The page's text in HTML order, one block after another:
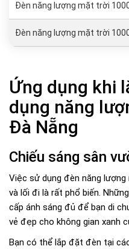
Đèn năng lượng mặt trời
Đèn năng lượng mặt trời
Ứng dụng khi
dụng năng
Đà Nẵng
Chiếu sáng sân
Việc sử dụng đèn năng
và lối đi là rất phổ biến.
cấp ánh sáng đủ để bạn di
vẻ đẹp cho không gian xanh
Bạn có thể lắp đặt đèn tại